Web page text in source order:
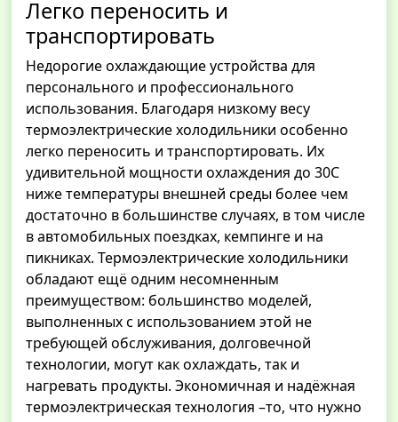
Легко переносить и
транспортировать
Недорогие охлаждающие устройства для
персонального и профессионального
использования. Благодаря низкому весу
термоэлектрические холодильники особенно
легко переносить и транспортировать. Их
удивительной мощности охлаждения до 30С
ниже температуры внешней среды более чем
достаточно в большинстве случаях, в том числе
в автомобильных поездках, кемпинге и на
пикниках. Термоэлектрические холодильники
обладают ещё одним несомненным
преимуществом: большинство моделей,
выполненных с использованием этой не
требующей обслуживания, долговечной
технологии, могут как охлаждать, так и
нагревать продукты. Экономичная и надёжная
термоэлектрическая технология –то, что нужно